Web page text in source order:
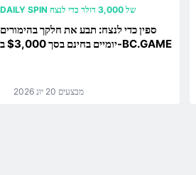
DAILY SPIN של 3,000 דולר כדי לנצח
ספין כדי לנצח: תבע את חלקך בהימורים
יומיים בחינם בסך $3,000 ב-BC.GAME
מבצעים 20 יונ 2026